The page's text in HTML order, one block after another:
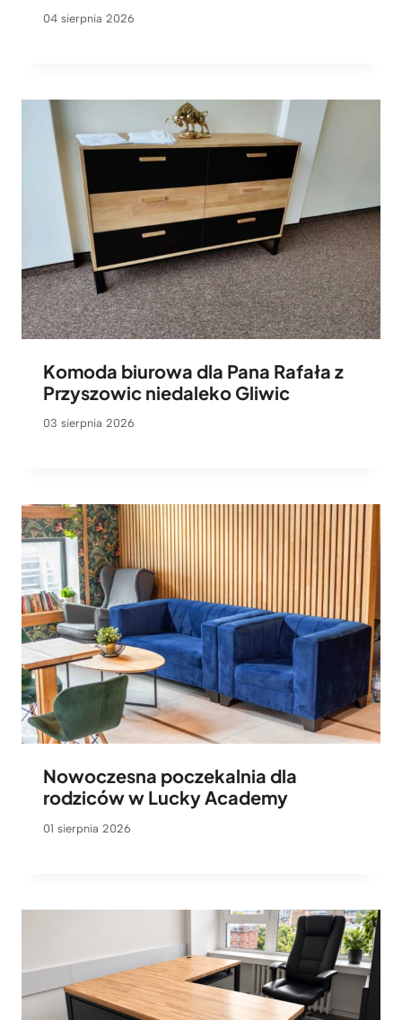
04 sierpnia 2026
Komoda biurowa dla Pana Rafała z
Przyszowic niedaleko Gliwic
03 sierpnia 2026
Nowoczesna poczekalnia dla
rodziców w Lucky Academy
01 sierpnia 2026